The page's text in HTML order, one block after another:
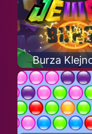
Burza